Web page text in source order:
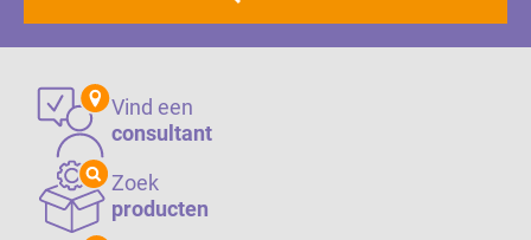
Vind een
consultant
Zoek
producten